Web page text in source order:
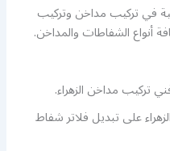
في تركيب مداخن وتركيب
أنواع الشفاطات والمداخن.
تركيب مداخن الزهراء.
على تبديل فلاتر شفاط